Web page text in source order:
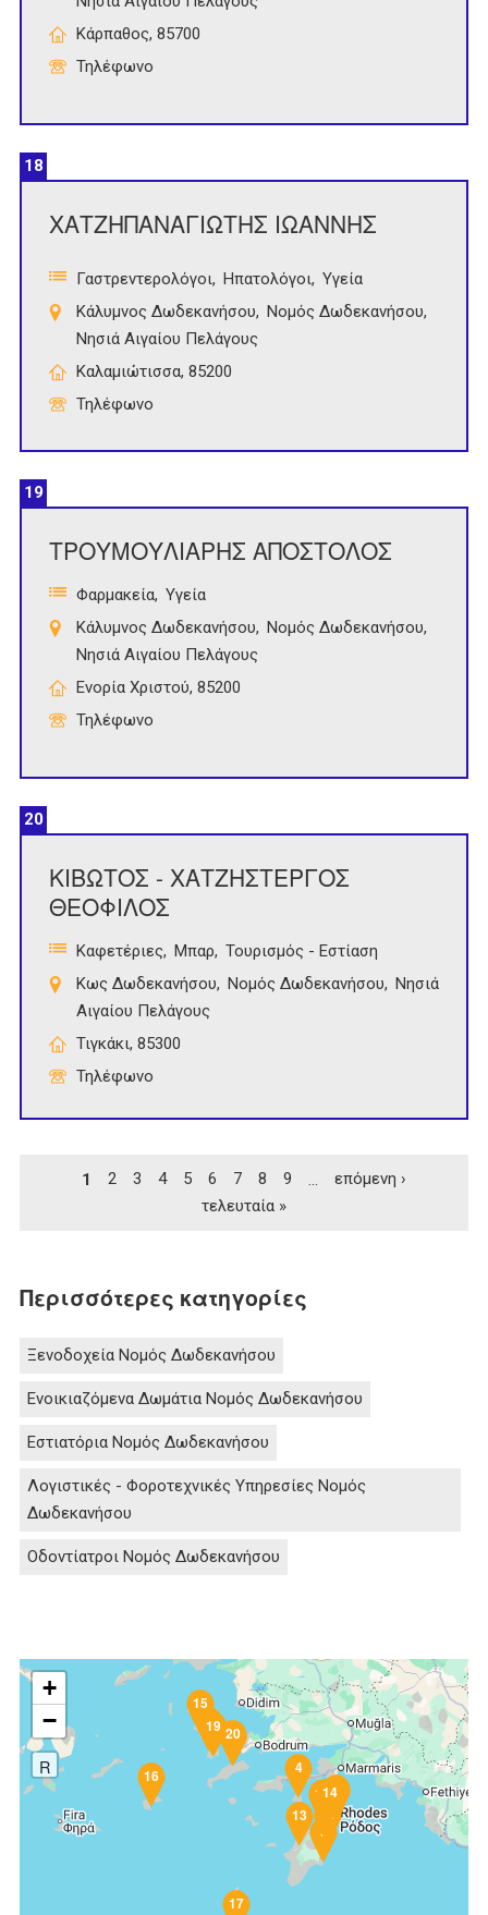
Κάρπαθος, 85700
Τηλέφωνο
18
ΧΑΤΖΗΠΑΝΑΓΙΩΤΗΣ ΙΩΑΝΝΗΣ
Γαστρεντερολόγοι Ηπατολόγοι Υγεία
Κάλυμνος Δωδεκανήσου
Νομός Δωδεκανήσου
Νησιά Αιγαίου Πελάγους
Καλαμιώτισσα, 85200
Τηλέφωνο
19
ΤΡΟΥΜΟΥΛΙΑΡΗΣ ΑΠΟΣΤΟΛΟΣ
Φαρμακεία Υγεία
Κάλυμνος Δωδεκανήσου
Νομός Δωδεκανήσου
Νησιά Αιγαίου Πελάγους
Ενορία Χριστού, 85200
Τηλέφωνο
20
ΚΙΒΩΤΟΣ - ΧΑΤΖΗΣΤΕΡΓΟΣ
ΘΕΟΦΙΛΟΣ
Καφετέριες Μπαρ
Τουρισμός - Εστίαση
Κως Δωδεκανήσου
Νομός Δωδεκανήσου
Νησιά
Αιγαίου Πελάγους
Τιγκάκι, 85300
Τηλέφωνο
1 2 3 4 5 6 7 8 9
επόμενη ›
τελευταία »
Περισσότερες κατηγορίες
Ξενοδοχεία Νομός Δωδεκανήσου
Ενοικιαζόμενα Δωμάτια Νομός Δωδεκανήσου
Εστιατόρια Νομός Δωδεκανήσου
Λογιστικές - Φοροτεχνικές Υπηρεσίες Νομός
Δωδεκανήσου
Οδοντίατροι Νομός Δωδεκανήσου
1 2
3
4
5
6
7
8
9
10
11
12
13
14
15
16
17
18
19 20
+
−
R